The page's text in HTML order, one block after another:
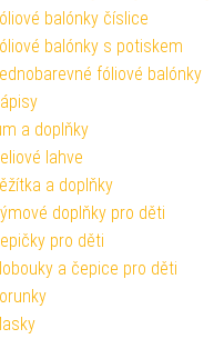
balónky číslice
balónky s potiskem
fóliové balónky
a doplňky
lahve
a doplňky
doplňky pro děti
pro děti
a čepice pro děti